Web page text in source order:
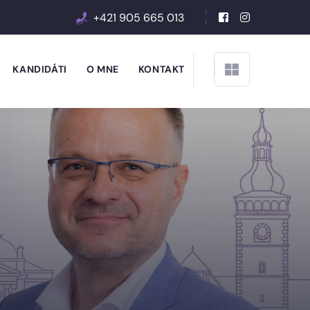
+421 905 665 013
KANDIDÁTI O MNE KONTAKT